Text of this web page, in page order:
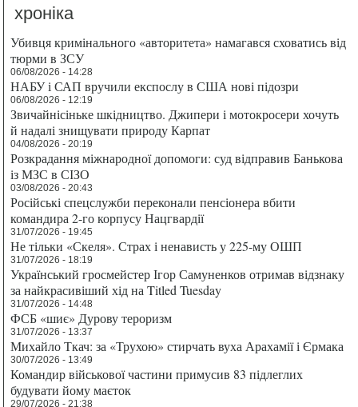
хроніка
Убивця кримінального «авторитета» намагався сховатись від
тюрми в ЗСУ
06/08/2026 - 14:28
НАБУ і САП вручили експослу в США нові підозри
06/08/2026 - 12:19
Звичайнісіньке шкідництво. Джипери і мотокросери хочуть
й надалі знищувати природу Карпат
04/08/2026 - 20:19
Розкрадання міжнародної допомоги: суд відправив Банькова
із МЗС в СІЗО
03/08/2026 - 20:43
Російські спецслужби переконали пенсіонера вбити
командира 2-го корпусу Нацгвардії
31/07/2026 - 19:45
Не тільки «Скеля». Страх і ненависть у 225-му ОШП
31/07/2026 - 18:19
Український гросмейстер Ігор Самуненков отримав відзнаку
за найкрасивіший хід на Titled Tuesday
31/07/2026 - 14:48
ФСБ «шиє» Дурову тероризм
31/07/2026 - 13:37
Михайло Ткач: за «Трухою» стирчать вуха Арахамії і Єрмака
30/07/2026 - 13:49
Командир військової частини примусив 83 підлеглих
будувати йому маєток
29/07/2026 - 21:38